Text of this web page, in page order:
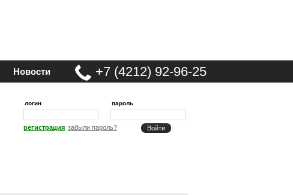
Новости +7 (4212) 92-96-25
логин пароль
регистрация забыли пароль?